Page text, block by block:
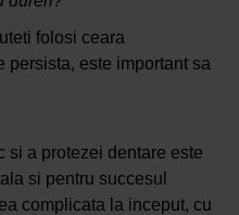
folosi ceara
persista, este important sa
si a protezei dentare este
si pentru succesul
complicata la inceput, cu